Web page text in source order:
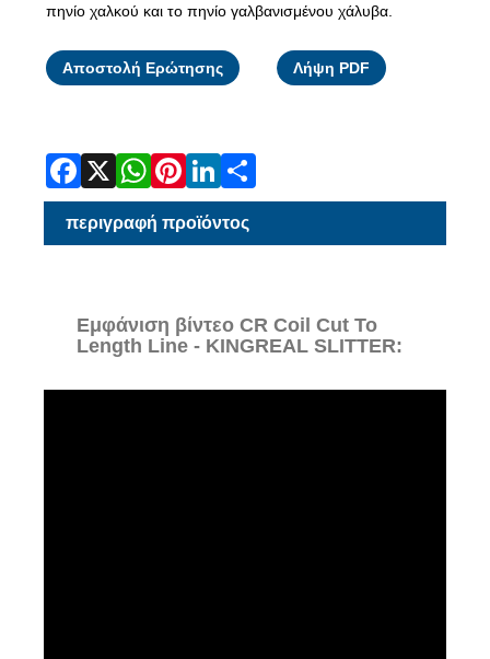
πηνίο χαλκού και το πηνίο γαλβανισμένου χάλυβα.
Αποστολή Ερώτησης Λήψη PDF
περιγραφή προϊόντος
Εμφάνιση βίντεο CR Coil Cut To
Length Line - KINGREAL SLITTER: